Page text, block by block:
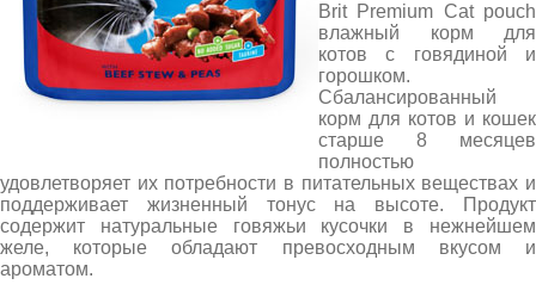
Brit Premium Cat pouch
влажный корм для
котов с говядиной и
горошком.
Сбалансированный
корм для котов и кошек
старше 8 месяцев
полностью
удовлетворяет их потребности в питательных веществах и
поддерживает жизненный тонус на высоте. Продукт
содержит натуральные говяжьи кусочки в нежнейшем
желе, которые обладают превосходным вкусом и
ароматом.